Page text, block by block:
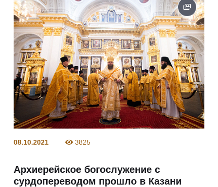
08.10.2021 3825
Архиерейское богослужение с
сурдопереводом прошло в Казани